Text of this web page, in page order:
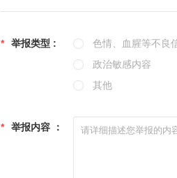
* 举报类型 :
色情、血腥等不良
政治敏感内容
其他
* 举报内容 ：